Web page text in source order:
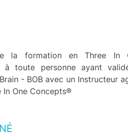
la formation en Three In
à toute personne ayant
- BOB avec un Instructeur
One Concepts®